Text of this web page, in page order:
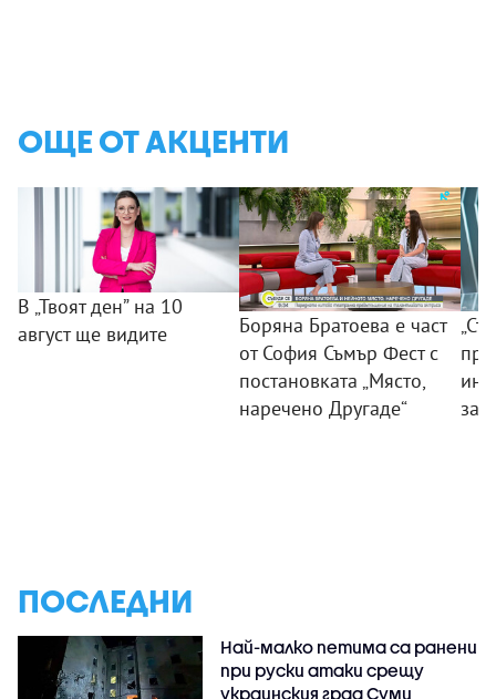
ОЩЕ ОТ АКЦЕНТИ
В „Твоят ден” на 10
август ще видите
Боряна Братоева е част
от София Съмър Фест с
постановката „Място,
наречено Другаде“
ПОСЛЕДНИ
Най-малко петима са ранени
при руски атаки срещу
украинския град Суми